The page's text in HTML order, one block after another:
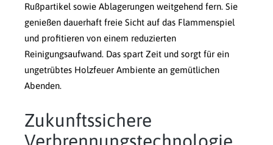
Rußpartikel sowie Ablagerungen weitgehend fern. Sie
genießen dauerhaft freie Sicht auf das Flammenspiel
und profitieren von einem reduzierten
Reinigungsaufwand. Das spart Zeit und sorgt für ein
ungetrübtes Holzfeuer Ambiente an gemütlichen
Abenden.
Zukunftssichere
Verbrennungstechnologie